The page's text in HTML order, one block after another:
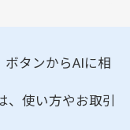
ボタンからAIに相
、使い方やお取引